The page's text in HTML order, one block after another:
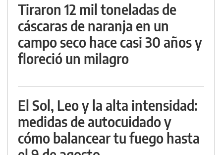
Tiraron 12 mil toneladas de
cáscaras de naranja en un
campo seco hace casi 30 años y
floreció un milagro
El Sol, Leo y la alta intensidad:
medidas de autocuidado y
cómo balancear tu fuego hasta